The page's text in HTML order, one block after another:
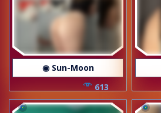
◉ Sun-Moon
613